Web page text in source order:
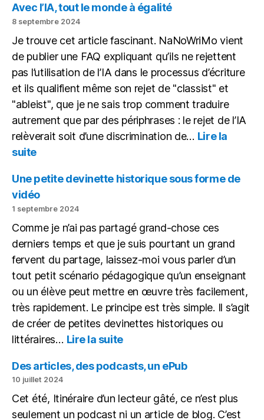
Avec l’IA, tout le monde à égalité
8 septembre 2024
Je trouve cet article fascinant. NaNoWriMo vient
de publier une FAQ expliquant qu’ils ne rejettent
pas l’utilisation de l’IA dans le processus d’écriture
et ils qualifient même son rejet de "classist" et
"ableist", que je ne sais trop comment traduire
autrement que par des périphrases : le rejet de l’IA
relèverait soit d’une discrimination de… Lire la
suite:
l’IA,
tout
le
monde
à
égalité
Une petite devinette historique sous forme de
vidéo
1 septembre 2024
Comme je n’ai pas partagé grand-chose ces
derniers temps et que je suis pourtant un grand
fervent du partage, laissez-moi vous parler d’un
tout petit scénario pédagogique qu’un enseignant
ou un élève peut mettre en œuvre très facilement,
très rapidement. Le principe est très simple. Il s’agit
de créer de petites devinettes historiques ou
littéraires… Lire la suite:
petite
devinette
sous
forme
Des articles, des podcasts, un ePub
10 juillet 2024
Cet été, Itinéraire d’un lecteur gâté, ce n’est plus
seulement un podcast ni un article de blog. C’est